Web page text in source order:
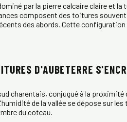
par la pierre calcaire claire et
composent des toitures
des abords. Cette
D'AUBETERRE
charentais, conjugué à la
de la vallée se dépose sur
du coteau.